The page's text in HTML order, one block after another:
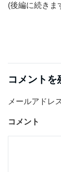
(後編に続きま
コメントを
メールアドレ
コメント